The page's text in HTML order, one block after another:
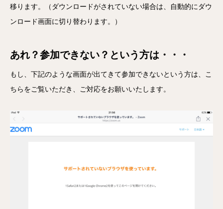
移ります。（ダウンロードがされていない場合は、自動的にダウ
ンロード画面に切り替わります。）
あれ？参加できない？という方は・・・
もし、下記のような画面が出てきて参加できないという方は、こ
ちらをご覧いただき、ご対応をお願いいたします。